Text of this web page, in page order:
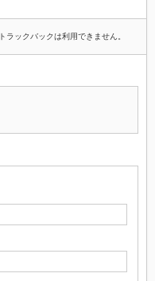
トラックバックは利用できません。